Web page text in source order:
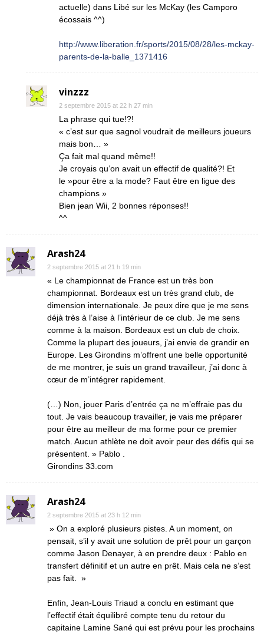
actuelle) dans Libé sur les McKay (les Camporo
écossais ^^)
http://www.liberation.fr/sports/2015/08/28/les-mckay-
parents-de-la-balle_1371416
vinzzz
2 septembre 2015 at 22 h 27 min
La phrase qui tue!?!
« c’est sur que sagnol voudrait de meilleurs joueurs
mais bon… »
Ça fait mal quand même!!
Je croyais qu’on avait un effectif de qualité?! Et
le »pour être a la mode? Faut être en ligue des
champions »
Bien jean Wii, 2 bonnes réponses!!
^^
Arash24
2 septembre 2015 at 21 h 19 min
« Le championnat de France est un très bon
championnat. Bordeaux est un très grand club, de
dimension internationale. Je peux dire que je me sens
déjà très à l’aise à l’intérieur de ce club. Je me sens
comme à la maison. Bordeaux est un club de choix.
Comme la plupart des joueurs, j’ai envie de grandir en
Europe. Les Girondins m’offrent une belle opportunité
de me montrer, je suis un grand travailleur, j’ai donc à
cœur de m’intégrer rapidement.
(…) Non, jouer Paris d’entrée ça ne m’effraie pas du
tout. Je vais beaucoup travailler, je vais me préparer
pour être au meilleur de ma forme pour ce premier
match. Aucun athlète ne doit avoir peur des défis qui se
présentent. » Pablo .
Girondins 33.com
Arash24
2 septembre 2015 at 23 h 12 min
» On a exploré plusieurs pistes. A un moment, on
pensait, s’il y avait une solution de prêt pour un garçon
comme Jason Denayer, à en prendre deux : Pablo en
transfert définitif et un autre en prêt. Mais cela ne s’est
pas fait. »
Enfin, Jean-Louis Triaud a conclu en estimant que
l’effectif était équilibré compte tenu du retour du
capitaine Lamine Sané qui est prévu pour les prochains